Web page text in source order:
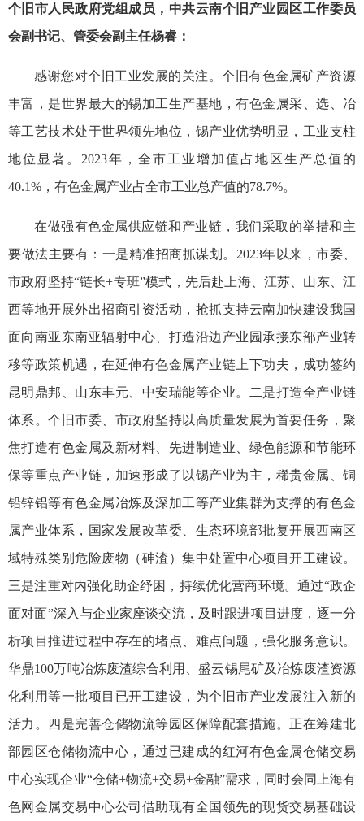
个旧市人民政府党组成员，中共云南个旧产业园区工作委员
会副书记、管委会副主任杨睿：
感谢您对个旧工业发展的关注。个旧有色金属矿产资源
丰富，是世界最大的锡加工生产基地，有色金属采、选、冶
等工艺技术处于世界领先地位，锡产业优势明显，工业支柱
地位显著。2023年，全市工业增加值占地区生产总值的
40.1%，有色金属产业占全市工业总产值的78.7%。
在做强有色金属供应链和产业链，我们采取的举措和主
要做法主要有：一是精准招商抓谋划。2023年以来，市委、
市政府坚持“链长+专班”模式，先后赴上海、江苏、山东、江
西等地开展外出招商引资活动，抢抓支持云南加快建设我国
面向南亚东南亚辐射中心、打造沿边产业园承接东部产业转
移等政策机遇，在延伸有色金属产业链上下功夫，成功签约
昆明鼎邦、山东丰元、中安瑞能等企业。二是打造全产业链
体系。个旧市委、市政府坚持以高质量发展为首要任务，聚
焦打造有色金属及新材料、先进制造业、绿色能源和节能环
保等重点产业链，加速形成了以锡产业为主，稀贵金属、铜
铅锌铝等有色金属冶炼及深加工等产业集群为支撑的有色金
属产业体系，国家发展改革委、生态环境部批复开展西南区
域特殊类别危险废物（砷渣）集中处置中心项目开工建设。
三是注重对内强化助企纾困，持续优化营商环境。通过“政企
面对面”深入与企业家座谈交流，及时跟进项目进度，逐一分
析项目推进过程中存在的堵点、难点问题，强化服务意识。
华鼎100万吨冶炼废渣综合利用、盛云锡尾矿及冶炼废渣资源
化利用等一批项目已开工建设，为个旧市产业发展注入新的
活力。四是完善仓储物流等园区保障配套措施。正在筹建北
部园区仓储物流中心，通过已建成的红河有色金属仓储交易
中心实现企业“仓储+物流+交易+金融”需求，同时会同上海有
色网金属交易中心公司借助现有全国领先的现货交易基础设